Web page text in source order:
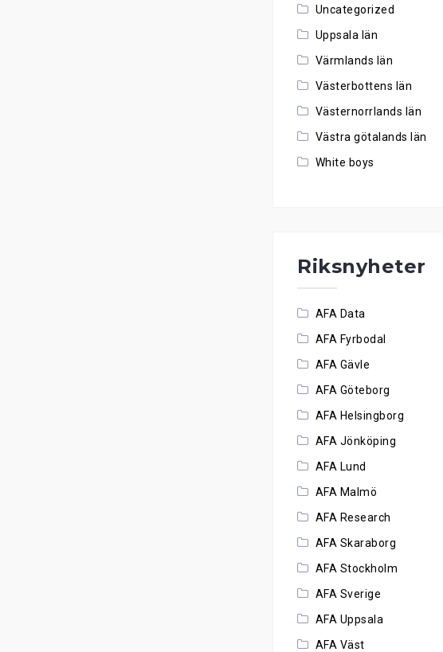
Uncategorized
Uppsala län
Värmlands län
Västerbottens län
Västernorrlands län
Västra götalands län
White boys
Riksnyheter
AFA Data
AFA Fyrbodal
AFA Gävle
AFA Göteborg
AFA Helsingborg
AFA Jönköping
AFA Lund
AFA Malmö
AFA Research
AFA Skaraborg
AFA Stockholm
AFA Sverige
AFA Uppsala
AFA Väst